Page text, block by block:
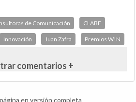
de Comunicación CLABE
Innovación Juan Zafra Premios W!N
comentarios +
en versión completa